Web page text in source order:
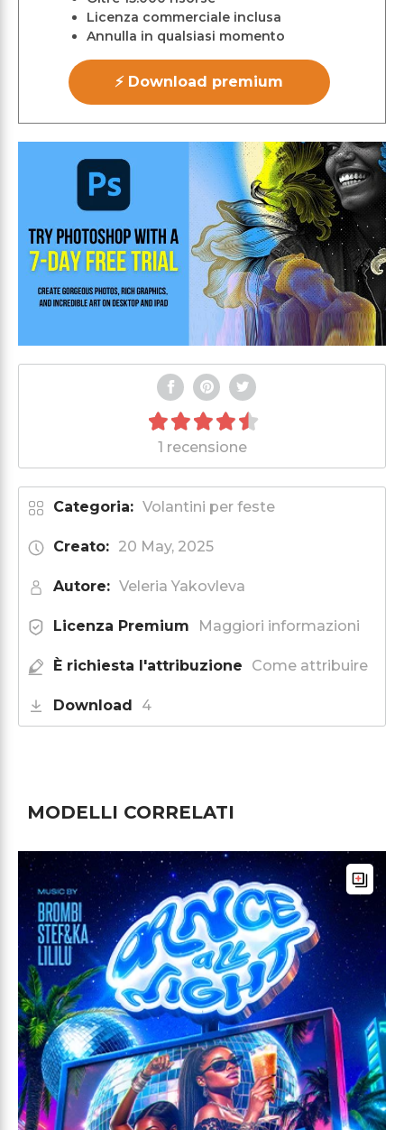
Licenza commerciale inclusa
Annulla in qualsiasi momento
⚡ Download premium
1 recensione
Categoria: Volantini per feste
Creato: 20 May, 2025
Autore: Veleria Yakovleva
Licenza Premium Maggiori informazioni
È richiesta l'attribuzione Come attribuire
Download 4
MODELLI CORRELATI